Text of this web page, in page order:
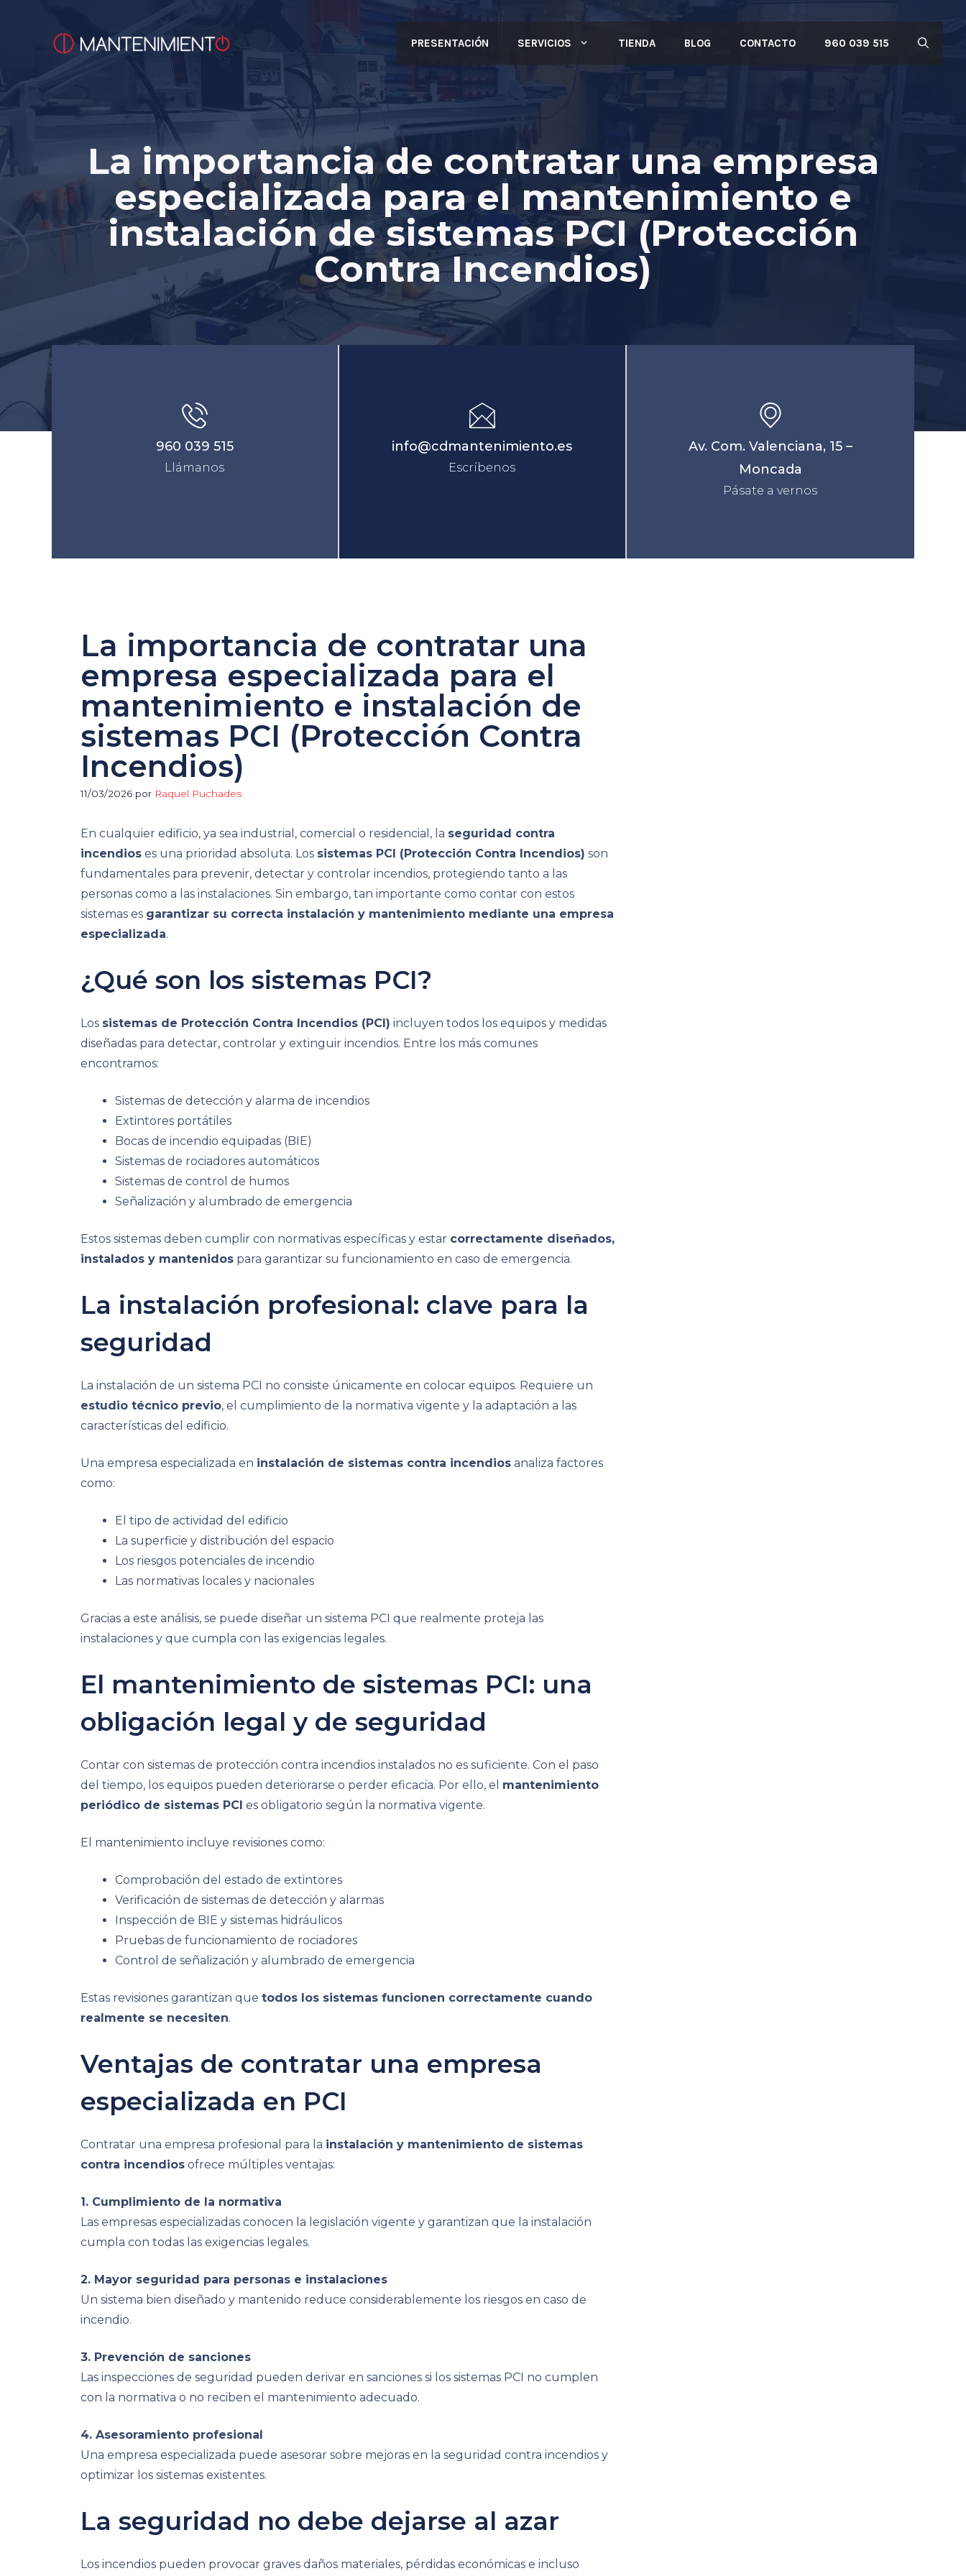
contenido
PRESENTACIÓN SERVICIOS TIENDA BLOG CONTACTO 960 039 515
La importancia de contratar una empresa
especializada para el mantenimiento e
instalación de sistemas PCI (Protección
Contra Incendios)
960 039 515
Llámanos
info@cdmantenimiento.es
Escríbenos
Av. Com. Valenciana, 15 –
Moncada
Pásate a vernos
La importancia de contratar una
empresa especializada para el
mantenimiento e instalación de
sistemas PCI (Protección Contra
Incendios)
11/03/2026 por Raquel Puchades
En cualquier edificio, ya sea industrial, comercial o residencial, la seguridad contra
incendios es una prioridad absoluta. Los sistemas PCI (Protección Contra Incendios) son
fundamentales para prevenir, detectar y controlar incendios, protegiendo tanto a las
personas como a las instalaciones. Sin embargo, tan importante como contar con estos
sistemas es garantizar su correcta instalación y mantenimiento mediante una empresa
especializada.
¿Qué son los sistemas PCI?
Los sistemas de Protección Contra Incendios (PCI) incluyen todos los equipos y medidas
diseñadas para detectar, controlar y extinguir incendios. Entre los más comunes
encontramos:
Sistemas de detección y alarma de incendios
Extintores portátiles
Bocas de incendio equipadas (BIE)
Sistemas de rociadores automáticos
Sistemas de control de humos
Señalización y alumbrado de emergencia
Estos sistemas deben cumplir con normativas específicas y estar correctamente diseñados,
instalados y mantenidos para garantizar su funcionamiento en caso de emergencia.
La instalación profesional: clave para la
seguridad
La instalación de un sistema PCI no consiste únicamente en colocar equipos. Requiere un
estudio técnico previo, el cumplimiento de la normativa vigente y la adaptación a las
características del edificio.
Una empresa especializada en instalación de sistemas contra incendios analiza factores
como:
El tipo de actividad del edificio
La superficie y distribución del espacio
Los riesgos potenciales de incendio
Las normativas locales y nacionales
Gracias a este análisis, se puede diseñar un sistema PCI que realmente proteja las
instalaciones y que cumpla con las exigencias legales.
El mantenimiento de sistemas PCI: una
obligación legal y de seguridad
Contar con sistemas de protección contra incendios instalados no es suficiente. Con el paso
del tiempo, los equipos pueden deteriorarse o perder eficacia. Por ello, el mantenimiento
periódico de sistemas PCI es obligatorio según la normativa vigente.
El mantenimiento incluye revisiones como:
Comprobación del estado de extintores
Verificación de sistemas de detección y alarmas
Inspección de BIE y sistemas hidráulicos
Pruebas de funcionamiento de rociadores
Control de señalización y alumbrado de emergencia
Estas revisiones garantizan que todos los sistemas funcionen correctamente cuando
realmente se necesiten.
Ventajas de contratar una empresa
especializada en PCI
Contratar una empresa profesional para la instalación y mantenimiento de sistemas
contra incendios ofrece múltiples ventajas:
1. Cumplimiento de la normativa
Las empresas especializadas conocen la legislación vigente y garantizan que la instalación
cumpla con todas las exigencias legales.
2. Mayor seguridad para personas e instalaciones
Un sistema bien diseñado y mantenido reduce considerablemente los riesgos en caso de
incendio.
3. Prevención de sanciones
Las inspecciones de seguridad pueden derivar en sanciones si los sistemas PCI no cumplen
con la normativa o no reciben el mantenimiento adecuado.
4. Asesoramiento profesional
Una empresa especializada puede asesorar sobre mejoras en la seguridad contra incendios y
optimizar los sistemas existentes.
La seguridad no debe dejarse al azar
Los incendios pueden provocar graves daños materiales, pérdidas económicas e incluso